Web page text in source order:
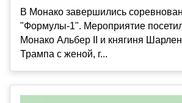
В Монако завершились
"Формулы-1". Мероприятие
Монако Альбер II и княгиня
Трампа с женой, г...